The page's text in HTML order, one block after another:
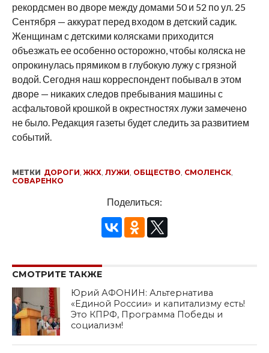
рекордсмен во дворе между домами 50 и 52 по ул. 25
Сентября — аккурат перед входом в детский садик.
Женщинам с детскими колясками приходится
объезжать ее особенно осторожно, чтобы коляска не
опрокинулась прямиком в глубокую лужу с грязной
водой. Сегодня наш корреспондент побывал в этом
дворе — никаких следов пребывания машины с
асфальтовой крошкой в окрестностях лужи замечено
не было. Редакция газеты будет следить за развитием
событий.
МЕТКИ ДОРОГИ ЖКХ ЛУЖИ ОБЩЕСТВО СМОЛЕНСК,
СОВАРЕНКО
Поделиться:
СМОТРИТЕ ТАКЖЕ
Юрий АФОНИН: Альтернатива
«Единой России» и капитализму есть!
Это КПРФ, Программа Победы и
социализм!